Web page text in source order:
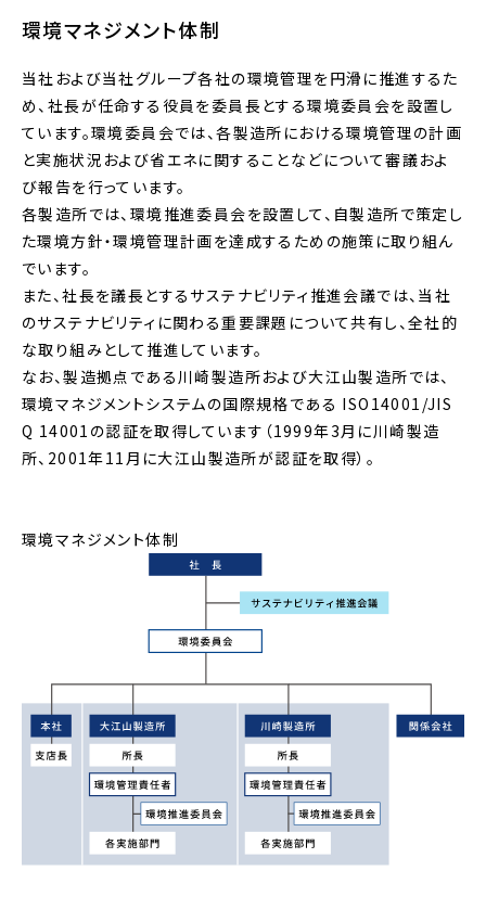
環境マネジメント体制
当社および当社グループ各社の環境管理を円滑に推進するた
め、社長が任命する役員を委員長とする環境委員会を設置し
ています。環境委員会では、各製造所における環境管理の計画
と実施状況および省エネに関することなどについて審議およ
び報告を行っています。
各製造所では、環境推進委員会を設置して、自製造所で策定し
た環境方針・環境管理計画を達成するための施策に取り組ん
でいます。
また、社長を議長とするサステナビリティ推進会議では、当社
のサステナビリティに関わる重要課題について共有し、全社的
な取り組みとして推進しています。
なお、製造拠点である川崎製造所および大江山製造所では、
環境マネジメントシステムの国際規格である ISO14001/JIS
Q 14001の認証を取得しています（1999年3月に川崎製造
所、2001年11月に大江山製造所が認証を取得）。
環境マネジメント体制